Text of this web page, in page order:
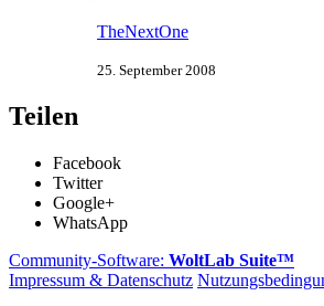
TheNextOne
25. September 2008
Teilen
Facebook
Twitter
Google+
WhatsApp
Community-Software: WoltLab Suite™
Impressum & Datenschutz